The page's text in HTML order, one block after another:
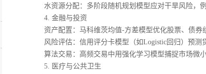
水资源分配：多阶段随机规划模型应对干旱风险，例
4. 金融与投资
资产配置：马科维茨均值-方差模型优化股票、债券
风险评估：信用评分卡模型（如Logistic回归）预测
算法交易：高频交易中用强化学习模型捕捉市场微小
5. 医疗与公共卫生